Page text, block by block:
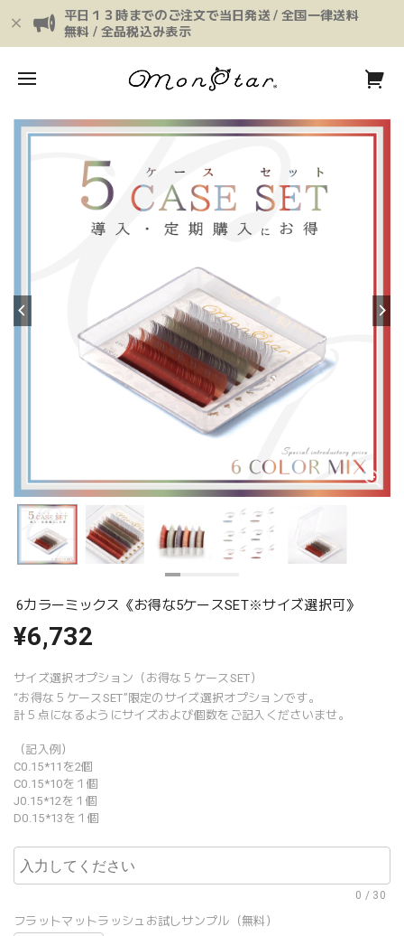
平日１３時までのご注文で当日発送 / 全国一律送料
無料 / 全品税込み表示
6カラーミックス《お得な5ケースSET※サイズ選択可》
¥6,732
サイズ選択オプション（お得な５ケースSET）
“お得な５ケースSET”限定のサイズ選択オプションです。
計５点になるようにサイズおよび個数をご記入くださいませ。
（記入例）
C0.15*11を2個
C0.15*10を１個
J0.15*12を１個
D0.15*13を１個
0 / 30
フラットマットラッシュお試しサンプル（無料）